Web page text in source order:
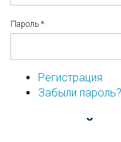
Пароль *
Регистрация
Забыли пароль?
...или